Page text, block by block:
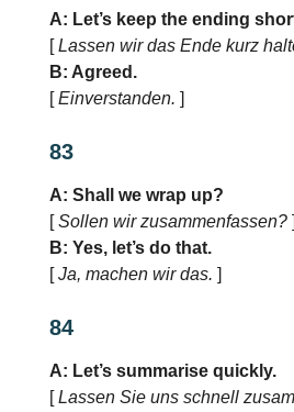
A: Let’s keep the ending
[Lassen wir das Ende kurz
B: Agreed.
[Einverstanden. ]
83
A: Shall we wrap up?
[Sollen wir zusammenfassen?]
B: Yes, let’s do that.
[Ja, machen wir das. ]
84
A: Let’s summarise quickly.
[Lassen Sie uns schnell